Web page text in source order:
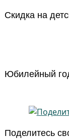
Скидка на
Юбилейный
Поделитесь